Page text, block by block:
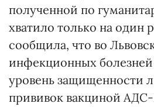
полученной по
хватило только на один
сообщила, что во
инфекционных болезней
уровень защищенности
прививок вакциной